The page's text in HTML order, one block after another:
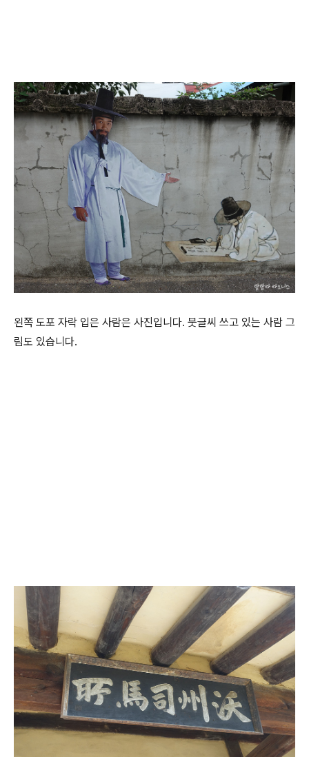
왼쪽 도포 자락 입은 사람은 사진입니다. 붓글씨 쓰고 있는 사람 그
림도 있습니다.